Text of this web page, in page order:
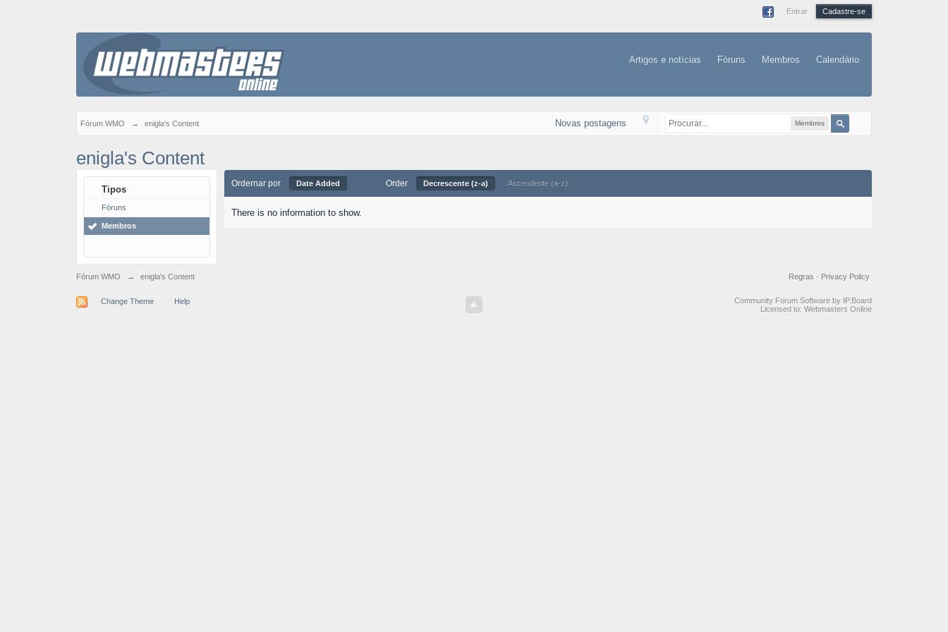
Entrar Cadastre-se
Artigos e notícias Fóruns Membros Calendário
Fórum WMO → enigla's Content Membros
Novas postagens
enigla's Content
Tipos
Fóruns
Membros
Ordernar por Date Added Order Decrescente (z-a) Ascendente (a-z)
There is no information to show.
Fórum WMO → enigla's Content Privacy Policy
Regras ·
Change Theme Help
Community Forum Software by IP.Board
Licensed to: Webmasters Online